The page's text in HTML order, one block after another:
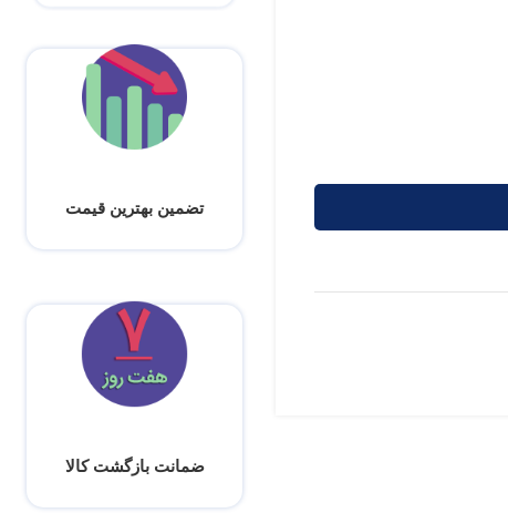
تضمین بهترین قیمت
ضمانت بازگشت کالا